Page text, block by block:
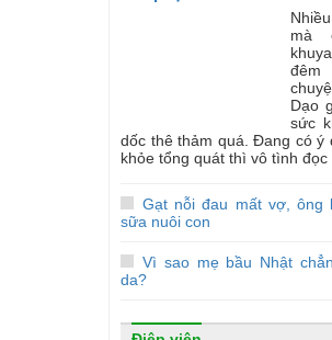
mà
đêm
Dạo
sức
dốc thê thảm quá. Đang có ý
khỏe tổng quát thì vô tình đọc
Gạt nỗi đau mất vợ, ông
sữa nuôi con
Vì sao mẹ bầu Nhật
da?